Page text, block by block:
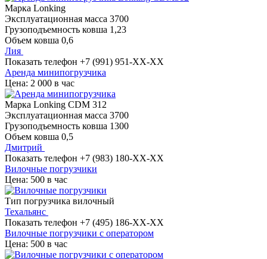
Марка Lonking
Эксплуатационная масса 3700
Грузоподъемность ковша 1,23
Объем ковша 0,6
Лия
Показать телефон +7 (991) 951-XX-XX
Аренда минипогрузчика
Цена: 2 000 в час
Марка Lonking CDM 312
Эксплуатационная масса 3700
Грузоподъемность ковша 1300
Объем ковша 0,5
Дмитрий
Показать телефон +7 (983) 180-XX-XX
Вилочные погрузчики
Цена: 500 в час
Тип погрузчика вилочный
Техальянс
Показать телефон +7 (495) 186-XX-XX
Вилочные погрузчики с оператором
Цена: 500 в час